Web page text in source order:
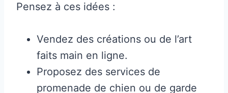
Pensez à ces idées :
Vendez des créations ou de l’art
faits main en ligne.
Proposez des services de
promenade de chien ou de garde